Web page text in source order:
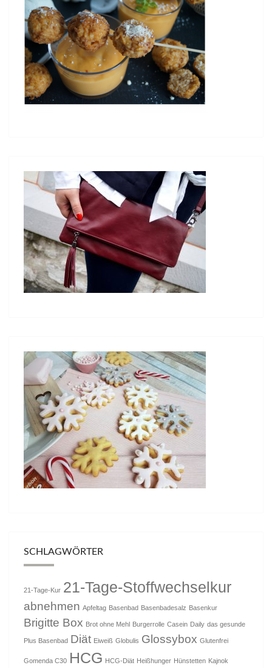
SCHLAGWÖRTER
21-Tage-Kur 21-Tage-Stoffwechselkur
abnehmen Apfeltag Basenbad Basenbadesalz Basenkur
Brigitte Box Brot ohne Mehl Burgerrolle Casein Daily das gesunde
Plus Basenbad Diät Eiweiß Globulis Glossybox Glutenfrei
Gomenda C30 HCG HCG-Diät Heißhunger Hünstetten Kajnok